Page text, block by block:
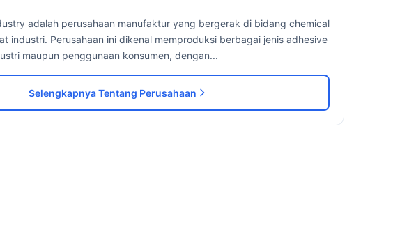
adalah perusahaan manufaktur yang bergerak di bidang chemical
industri. Perusahaan ini dikenal memproduksi berbagai jenis adhesive
maupun penggunaan konsumen, dengan...
Selengkapnya Tentang Perusahaan